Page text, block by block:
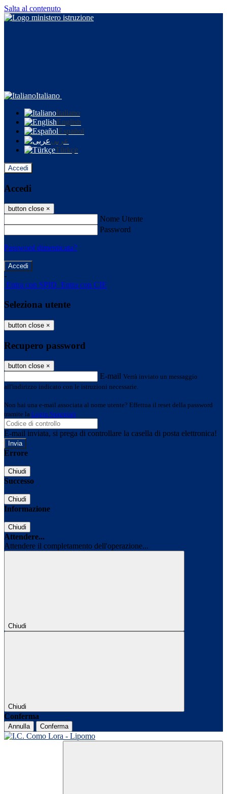
Salta al contenuto
Italiano
Italiano
English
Español
عربى
Türkçe
Accedi
Accedi
button close ×
Nome Utente
Password
Password dimenticata?
-
Entra con SPID Entra con CIE
Seleziona utente
button close ×
Recupero password
button close ×
E-mail Verrà inviato un messaggio
all'indirizzo indicato con le istruzioni necessarie.
Non hai una e-mail associata al nome utente? Effettua il reset della password
tramite la Login Spaggiari
E-mail inviata, si prega di controllare la casella di posta elettronica!
Errore
Chiudi
Successo
Chiudi
Informazione
Chiudi
Attendere...
Attendere il completamento dell'operazione...
Chiudi
Chiudi
Conferma
Annulla Conferma